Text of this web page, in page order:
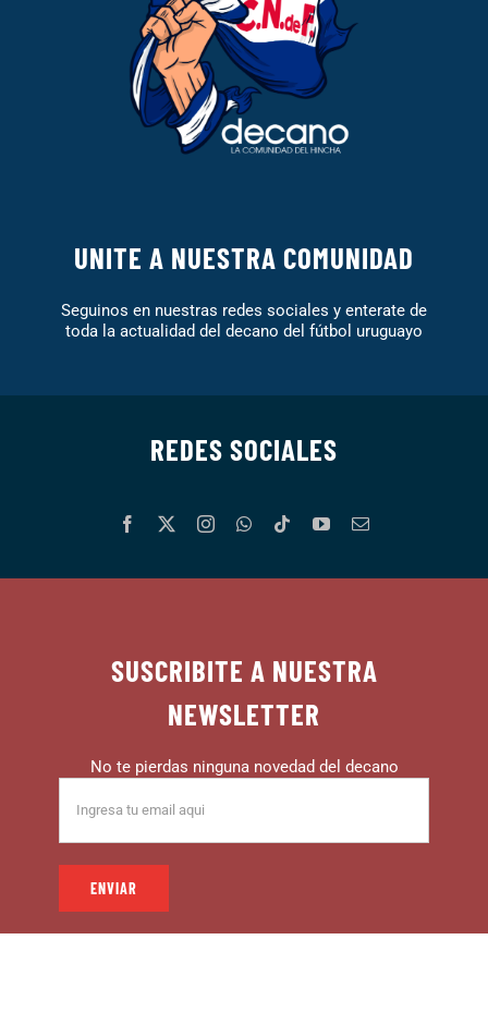
UNITE A NUESTRA COMUNIDAD
Seguinos en nuestras redes sociales y enterate de
toda la actualidad del decano del fútbol uruguayo
REDES SOCIALES
SUSCRIBITE A NUESTRA
NEWSLETTER
No te pierdas ninguna novedad del decano